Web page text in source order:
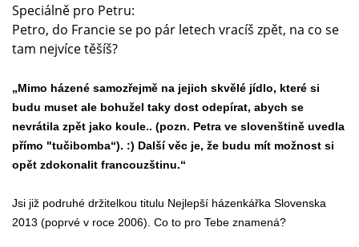
Speciálně pro Petru:
Petro, do Francie se po pár letech vracíš zpět, na co se
tam nejvíce těšíš?
„Mimo házené samozřejmě na jejich skvělé jídlo, které si
budu muset ale bohužel taky dost odepírat, abych se
nevrátila zpět jako koule.. (pozn. Petra ve slovenštině uvedla
přímo "tučibomba“). :) Další věc je, že budu mít možnost si
opět zdokonalit francouzštinu.“
Jsi již podruhé držitelkou titulu Nejlepší házenkářka Slovenska
2013 (poprvé v roce 2006). Co to pro Tebe znamená?